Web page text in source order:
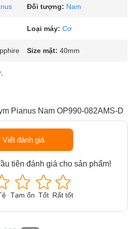
Đối tượng: Nam
Loại máy: Cơ
Size mặt: 40mm
Pianus Nam OP990-082AMS-D
Viết đánh giá
tiên đánh giá cho sản phẩm!
Tạm ổn Tốt Rất tốt